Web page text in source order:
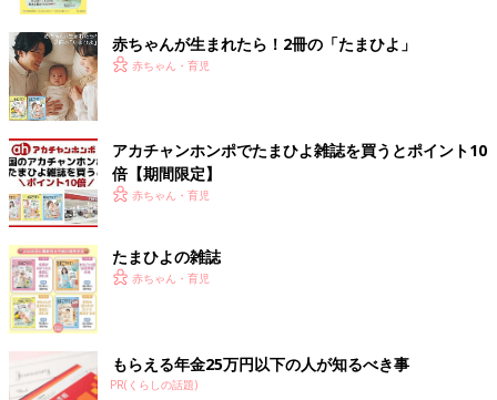
NPO法人からだフシギの教材には、体をテーマにした8系統の絵本も。なかでも
『たべたもののとおりみち－消化器系－』は、子どもたちが興味を示しやすいと、
幼稚園の先生などからも好評。
子どもに体のことについて教えるといっても、ママ・パパ自身
「体のことってよくわからないから、子どもに教えられない」と
いう人もいると思います。しかし、ママ・パパが先生役になって
教える必要はないそうです。
「大人が自分の体について知るのは、健康診断や病気をしたとき
に、医師や看護師から聞くことが多いのではないでしょうか。マ
マ・パパ自身、体について学ぶ機会が少ないため“子どもに教え
ることができない”と思われてしまうかもしれません。
赤ちゃんが生まれたら！2冊の「たまひよ」
赤ちゃん・育児
アカチャンホンポでたまひよ雑誌を買うとポイント10
倍【期間限定】
赤ちゃん・育児
たまひよの雑誌
赤ちゃん・育児
もらえる年金25万円以下の人が知るべき事
PR(くらしの話題)